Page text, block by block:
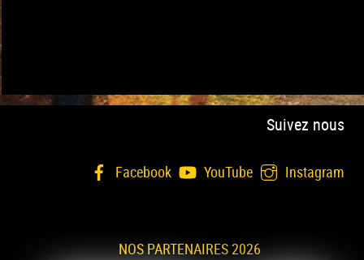
Suivez nous
Facebook YouTube Instagram
NOS PARTENAIRES 2026